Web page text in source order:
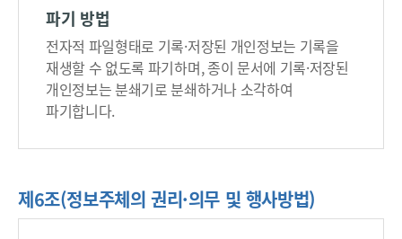
파기 방법
전자적 파일형태로 기록·저장된 개인정보는 기록을
재생할 수 없도록 파기하며, 종이 문서에 기록·저장된
개인정보는 분쇄기로 분쇄하거나 소각하여
파기합니다.
제6조(정보주체의 권리·의무 및 행사방법)